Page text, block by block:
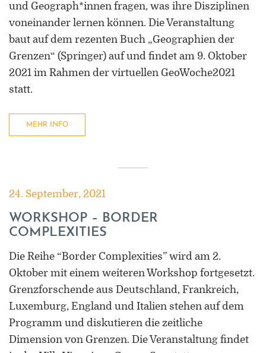
und Geograph*innen fragen, was ihre Disziplinen
voneinander lernen können. Die Veranstaltung
baut auf dem rezenten Buch „Geographien der
Grenzen“ (Springer) auf und findet am 9. Oktober
2021 im Rahmen der virtuellen GeoWoche2021
statt.
MEHR INFO
24. September, 2021
WORKSHOP – BORDER
COMPLEXITIES
Die Reihe “Border Complexities” wird am 2.
Oktober mit einem weiteren Workshop fortgesetzt.
Grenzforschende aus Deutschland, Frankreich,
Luxemburg, England und Italien stehen auf dem
Programm und diskutieren die zeitliche
Dimension von Grenzen. Die Veranstaltung findet